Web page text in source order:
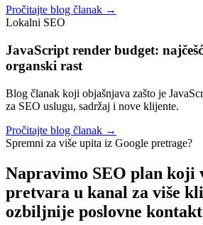
Pročitajte blog članak →
Lokalni SEO
JavaScript render budget:
organski rast
Blog članak koji objašnjava zašto je
za SEO uslugu, sadržaj i nove klijente.
Pročitajte blog članak →
Spremni za više upita iz Google pretrage?
Napravimo SEO plan koji
pretvara u kanal za više
ozbiljnije poslovne